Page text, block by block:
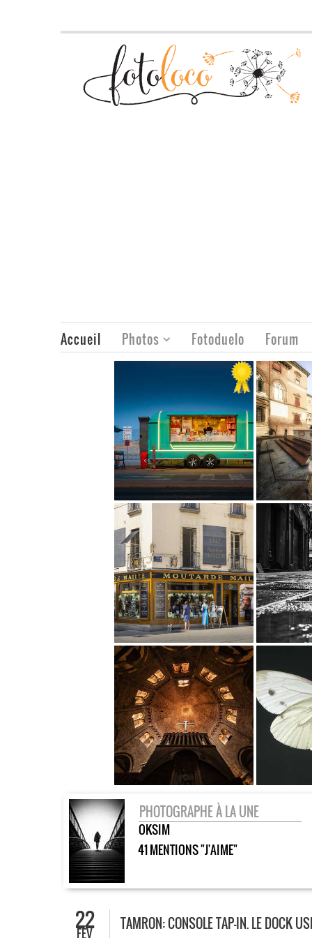
Accueil Photos Fotoduelo Forum
PHOTOGRAPHE À LA UNE
OKSIM
41 MENTIONS "J'AIME"
22
FÉV
TAMRON: CONSOLE TAP-IN. LE DOCK